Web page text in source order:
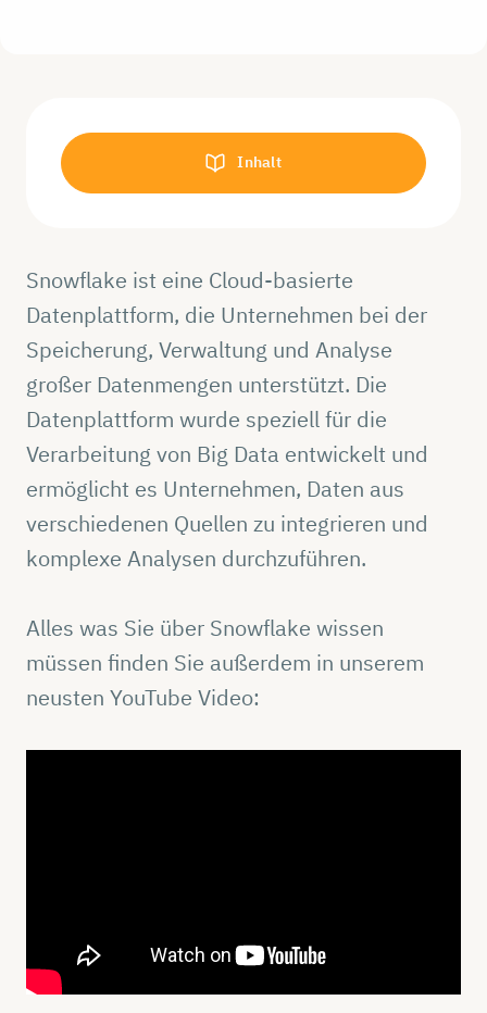
Inhalt
Snowflake ist eine Cloud-basierte
Datenplattform, die Unternehmen bei der
Speicherung, Verwaltung und Analyse
großer Datenmengen unterstützt. Die
Datenplattform wurde speziell für die
Verarbeitung von Big Data entwickelt und
ermöglicht es Unternehmen, Daten aus
verschiedenen Quellen zu integrieren und
komplexe Analysen durchzuführen.
Alles was Sie über Snowflake wissen
müssen finden Sie außerdem in unserem
neusten YouTube Video: